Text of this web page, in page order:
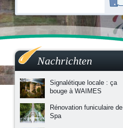
Nachrichten
Signalétique locale : ça
bouge à WAIMES
Rénovation funiculaire de
Spa